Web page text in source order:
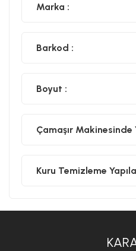
Marka :
Barkod :
Boyut :
Çamaşır Makinesinde
Kuru Temizleme